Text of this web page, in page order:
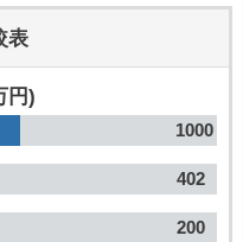
表
円)
1000
402
200